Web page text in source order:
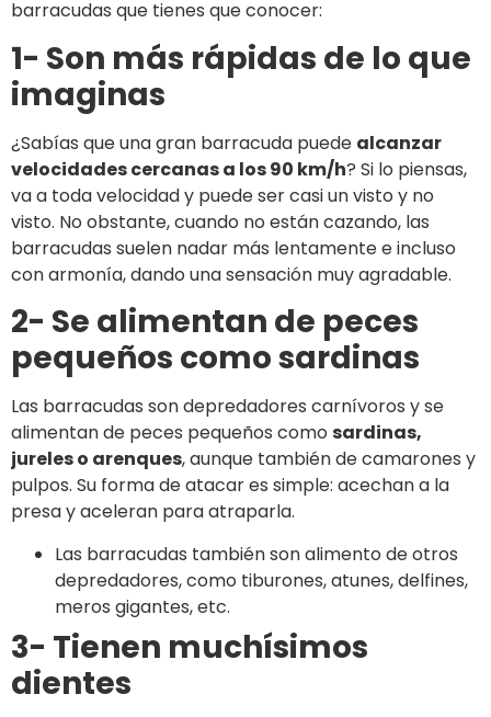
barracudas que tienes que conocer:
1- Son más rápidas de lo que
imaginas
¿Sabías que una gran barracuda puede alcanzar
velocidades cercanas a los 90 km/h? Si lo piensas,
va a toda velocidad y puede ser casi un visto y no
visto. No obstante, cuando no están cazando, las
barracudas suelen nadar más lentamente e incluso
con armonía, dando una sensación muy agradable.
2- Se alimentan de peces
pequeños como sardinas
Las barracudas son depredadores carnívoros y se
alimentan de peces pequeños como sardinas,
jureles o arenques, aunque también de camarones y
pulpos. Su forma de atacar es simple: acechan a la
presa y aceleran para atraparla.
Las barracudas también son alimento de otros
depredadores, como tiburones, atunes, delfines,
meros gigantes, etc.
3- Tienen muchísimos
dientes